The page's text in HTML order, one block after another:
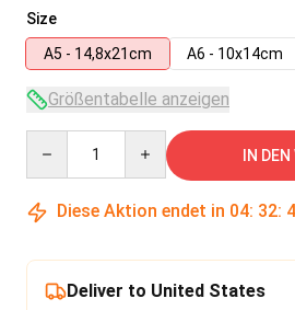
Size
A5 - 14,8x21cm
A6 - 10x14cm
Größentabelle anzeigen
IN
Diese Aktion endet in 04: 32:
Deliver to United States